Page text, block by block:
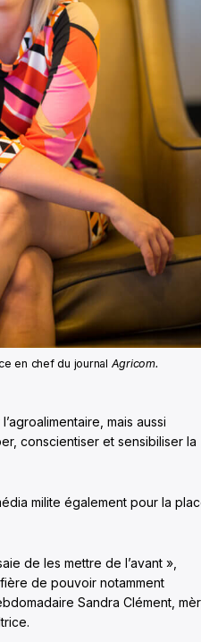
en chef du journal Agricom.
mais aussi
conscientiser et sensibiliser la
milite également pour la
de les mettre de l’avant »,
de pouvoir notamment
Sandra Clément,